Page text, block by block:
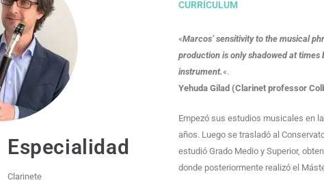
Especialidad
Clarinete
CURRÍCULUM
«Marcos’ sensitivity to the musical
production is only shadowed at
instrument.«.
Yehuda Gilad (Clarinet professor
Empezó sus estudios musicales en
años. Luego se trasladó al
estudió Grado Medio y Superior,
donde posteriormente realizó el